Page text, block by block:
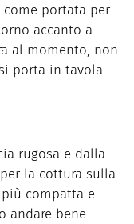
come portata per
accanto a
al momento, non
porta in tavola
rugosa e dalla
la cottura sulla
compatta e
andare bene